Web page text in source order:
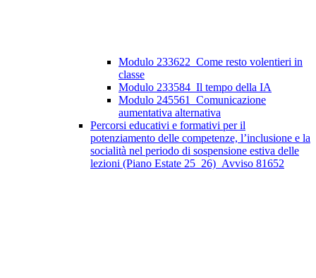
Modulo 233622_Come resto volentieri in
classe
Modulo 233584_Il tempo della IA
Modulo 245561_Comunicazione
aumentativa alternativa
Percorsi educativi e formativi per il
potenziamento delle competenze, l’inclusione e la
socialità nel periodo di sospensione estiva delle
lezioni (Piano Estate 25_26)_Avviso 81652